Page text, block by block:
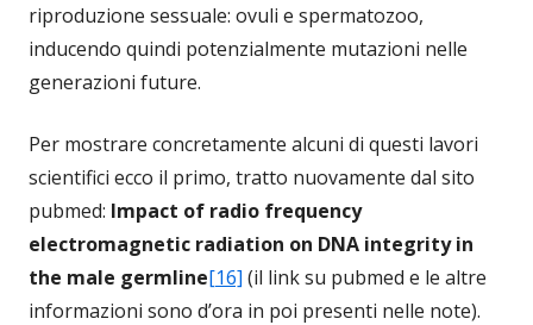
riproduzione sessuale: ovuli e spermatozoo,
inducendo quindi potenzialmente mutazioni nelle
generazioni future.
Per mostrare concretamente alcuni di questi lavori
scientifici ecco il primo, tratto nuovamente dal sito
pubmed: Impact of radio frequency
electromagnetic radiation on DNA integrity in
the male germline[16] (il link su pubmed e le altre
informazioni sono d’ora in poi presenti nelle note).